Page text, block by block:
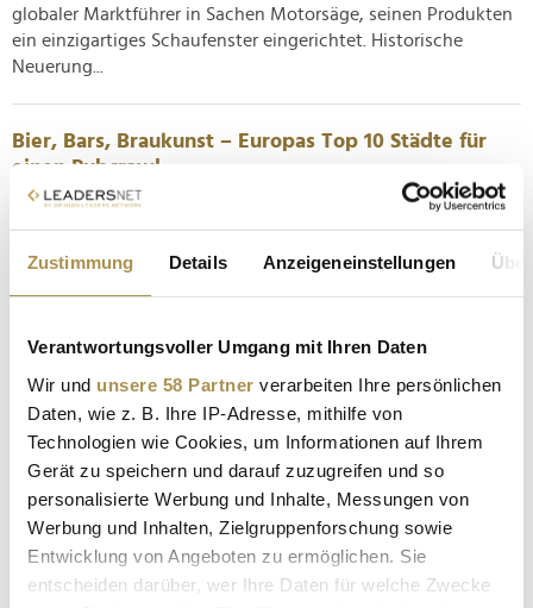
Zustimmung Details Anzeigeneinstellungen
Verantwortungsvoller Umgang mit Ihren Daten
Wir und unsere 58 Partner verarbeiten Ihre persönlichen
Daten, wie z. B. Ihre IP-Adresse, mithilfe von
Technologien wie Cookies, um Informationen auf Ihrem
Gerät zu speichern und darauf zuzugreifen und so
personalisierte Werbung und Inhalte, Messungen von
Werbung und Inhalten, Zielgruppenforschung sowie
Entwicklung von Angeboten zu ermöglichen. Sie
entscheiden darüber, wer Ihre Daten für welche Zwecke
globaler Marktführer in Sachen Motorsäge, seinen Produkten
ein einzigartiges Schaufenster eingerichtet. Historische
Neuerung...
Bier, Bars, Braukunst – Europas Top 10 Städte für
einen Pubcrawl
NEWS | 13.08.2025
München, Brüssel oder Dublin im Kopf. Doch laut einer neuen
Analyse liegen die wahren Hotspots 2025 ganz woanders –
Ziel: perfekter Biergenuss. Dieses Ranking des britischen...
Die besten Orte für ein verlängertes Winter-
Wochenende in Europa
NEWS | 26.11.2024
Schnee, Stille und spektakuläre Aussichten oder doch lieber
Shopping-Gewusel? Ein Wochenende im Winter kann mehr
sein als Glühwein und Kerzenschein. Europas Vielfalt an Orten